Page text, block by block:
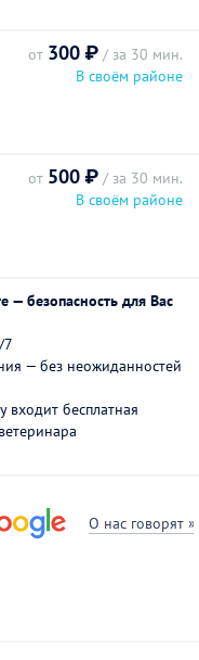
от 300 ₽ / за 30 мин.
В своём районе
от 500 ₽ / за 30 мин.
В своём районе
— безопасность для Вас
7
— без неожиданностей
входит бесплатная
О нас говорят »